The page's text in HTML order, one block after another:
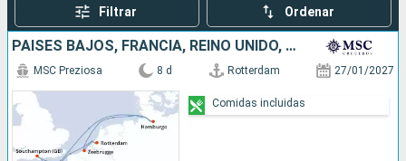
Filtrar Ordenar
PAISES BAJOS, FRANCIA, REINO UNIDO, ALEMANIA, BÉLGICA
MSC Preziosa 8 d Rotterdam 27/01/2027
Comidas incluidas